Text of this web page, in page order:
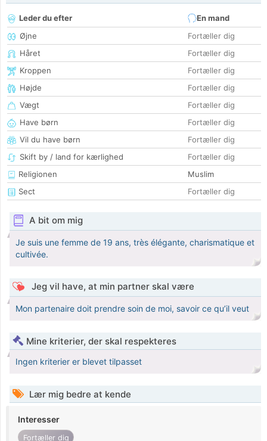
Leder du efter
En mand
Øjne
Fortæller dig
Håret
Fortæller dig
Kroppen
Fortæller dig
Højde
Fortæller dig
Vægt
Fortæller dig
Have børn
Fortæller dig
Vil du have børn
Fortæller dig
Skift by / land for kærlighed
Fortæller dig
Religionen
Muslim
Sect
Fortæller dig
A bit om mig
Je suis une femme de 19 ans, très élégante, charismatique et
cultivée.
Jeg vil have, at min partner skal være
Mon partenaire doit prendre soin de moi, savoir ce qu’il veut
Mine kriterier, der skal respekteres
Ingen kriterier er blevet tilpasset
Lær mig bedre at kende
Interesser
Fortæller dig